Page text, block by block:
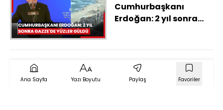
Cumhurbaşkanı
Erdoğan: 2 yıl sonra
Ana Sayfa Yazı Boyutu Paylaş Favoriler